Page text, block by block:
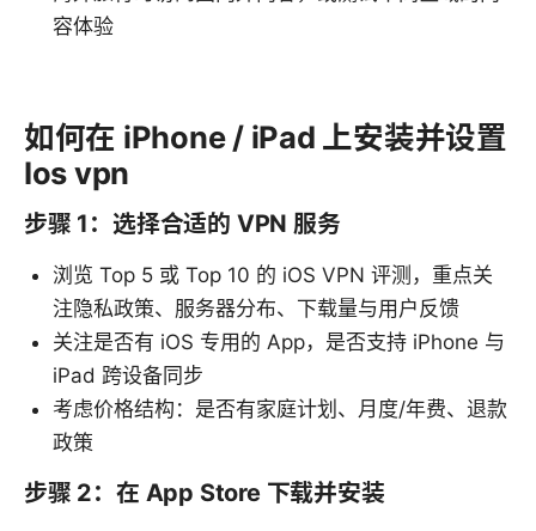
容体验
如何在 iPhone / iPad 上安装并设置
Ios vpn
步骤 1：选择合适的 VPN 服务
浏览 Top 5 或 Top 10 的 iOS VPN 评测，重点关
注隐私政策、服务器分布、下载量与用户反馈
关注是否有 iOS 专用的 App，是否支持 iPhone 与
iPad 跨设备同步
考虑价格结构：是否有家庭计划、月度/年费、退款
政策
步骤 2：在 App Store 下载并安装